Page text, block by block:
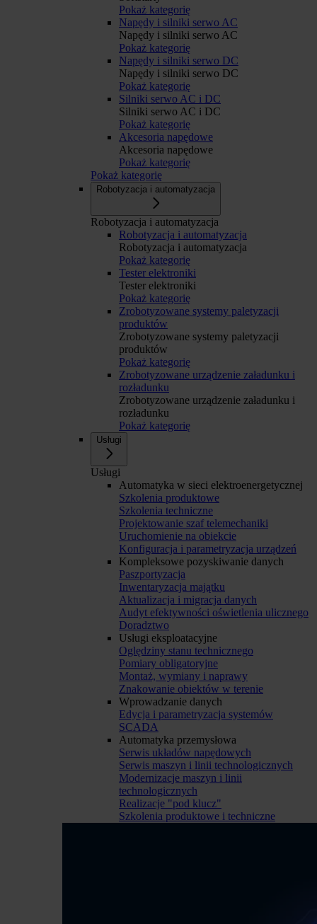
Pokaż kategorię
Napędy i silniki serwo AC
Napędy i silniki serwo AC
Pokaż kategorię
Napędy i silniki serwo DC
Napędy i silniki serwo DC
Pokaż kategorię
Silniki serwo AC i DC
Silniki serwo AC i DC
Pokaż kategorię
Akcesoria napędowe
Akcesoria napędowe
Pokaż kategorię
Pokaż kategorię
Robotyzacja i automatyzacja
Robotyzacja i automatyzacja
Robotyzacja i automatyzacja
Robotyzacja i automatyzacja
Pokaż kategorię
Tester elektroniki
Tester elektroniki
Pokaż kategorię
Zrobotyzowane systemy paletyzacji
produktów
Zrobotyzowane systemy paletyzacji
produktów
Pokaż kategorię
Zrobotyzowane urządzenie załadunku i
rozładunku
Zrobotyzowane urządzenie załadunku i
rozładunku
Pokaż kategorię
Usługi
Usługi
Automatyka w sieci elektroenergetycznej
Szkolenia produktowe
Szkolenia techniczne
Projektowanie szaf telemechaniki
Uruchomienie na obiekcie
Konfiguracja i parametryzacja urządzeń
Kompleksowe pozyskiwanie danych
Paszportyzacja
Inwentaryzacja majątku
Aktualizacja i migracja danych
Audyt efektywności oświetlenia ulicznego
Doradztwo
Usługi eksploatacyjne
Oględziny stanu technicznego
Pomiary obligatoryjne
Montaż, wymiany i naprawy
Znakowanie obiektów w terenie
Wprowadzanie danych
Edycja i parametryzacja systemów
SCADA
Automatyka przemysłowa
Serwis układów napędowych
Serwis maszyn i linii technologicznych
Modernizacje maszyn i linii
technologicznych
Realizacje "pod klucz"
Szkolenia produktowe i techniczne